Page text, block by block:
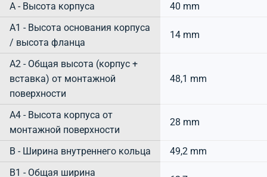
А - Высота корпуса
40 mm
A1 - Высота основания корпуса
/ высота фланца
14 mm
A2 - Общая высота (корпус +
вставка) от монтажной
поверхности
48,1 mm
A4 - Высота корпуса от
монтажной поверхности
28 mm
B - Ширина внутреннего кольца
49,2 mm
B1 - Общая ширина